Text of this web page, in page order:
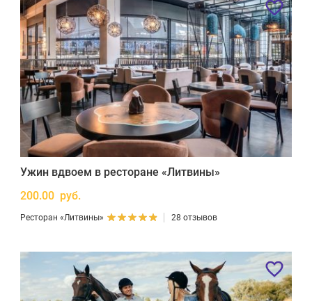
Ужин вдвоем в ресторане «Литвины»
200.00 руб.
Ресторан «Литвины» 28 отзывов